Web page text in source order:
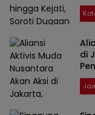
di